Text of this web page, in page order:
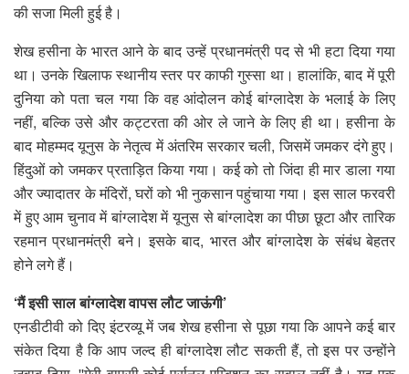
की सजा मिली हुई है।
शेख हसीना के भारत आने के बाद उन्हें प्रधानमंत्री पद से भी हटा दिया गया
था। उनके खिलाफ स्थानीय स्तर पर काफी गुस्सा था। हालांकि, बाद में पूरी
दुनिया को पता चल गया कि वह आंदोलन कोई बांग्लादेश के भलाई के लिए
नहीं, बल्कि उसे और कट्टरता की ओर ले जाने के लिए ही था। हसीना के
बाद मोहम्मद यूनुस के नेतृत्व में अंतरिम सरकार चली, जिसमें जमकर दंगे हुए।
हिंदुओं को जमकर प्रताड़ित किया गया। कई को तो जिंदा ही मार डाला गया
और ज्यादातर के मंदिरों, घरों को भी नुकसान पहुंचाया गया। इस साल फरवरी
में हुए आम चुनाव में बांग्लादेश में यूनुस से बांग्लादेश का पीछा छूटा और तारिक
रहमान प्रधानमंत्री बने। इसके बाद, भारत और बांग्लादेश के संबंध बेहतर
होने लगे हैं।
‘मैं इसी साल बांग्लादेश वापस लौट जाऊंगी’
एनडीटीवी को दिए इंटरव्यू में जब शेख हसीना से पूछा गया कि आपने कई बार
संकेत दिया है कि आप जल्द ही बांग्लादेश लौट सकती हैं, तो इस पर उन्होंने